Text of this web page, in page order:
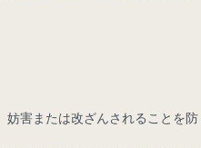
妨害または改ざんされることを防